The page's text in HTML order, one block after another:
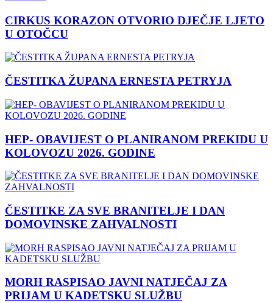
CIRKUS KORAZON OTVORIO DJEČJE LJETO
U OTOČCU
ČESTITKA ŽUPANA ERNESTA PETRYJA
HEP- OBAVIJEST O PLANIRANOM PREKIDU U
KOLOVOZU 2026. GODINE
ČESTITKE ZA SVE BRANITELJE I DAN
DOMOVINSKE ZAHVALNOSTI
MORH RASPISAO JAVNI NATJEČAJ ZA
PRIJAM U KADETSKU SLUŽBU